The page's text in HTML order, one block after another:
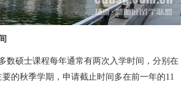
数硕士课程每年通常有两次入学时间，分别在
的秋季学期，申请截止时间多在前一年的11